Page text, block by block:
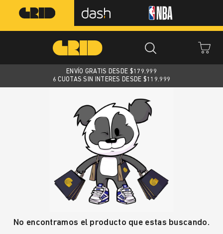
ENVÍO GRATIS DESDE $179.999
6 CUOTAS SIN INTERES DESDE $119.999
No encontramos el producto que estas buscando.